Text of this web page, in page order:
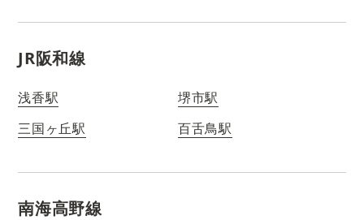
JR阪和線
浅香駅
堺市駅
三国ヶ丘駅
百舌鳥駅
南海高野線